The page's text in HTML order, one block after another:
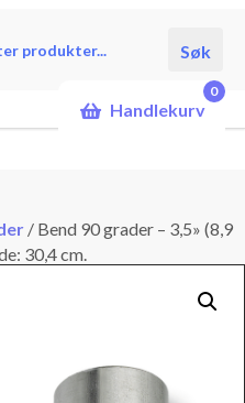
Søk
Handlekurv
0
/ Bend 90 grader – 3,5» (8,9
30,4 cm.